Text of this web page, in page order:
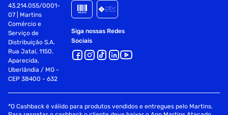
43.214.055/0001-
07 | Martins
Comércio e
Serviço de
Distribuição S.A.
Rua Jataí, 1150,
Aparecida,
Uberlândia / MG -
CEP 38400 - 632
Siga nossas Redes
Sociais
*O Cashback é válido para produtos vendidos e entregues pelo Martins.